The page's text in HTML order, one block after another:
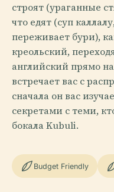
строят (ураганные
что едят (суп
переживает бури),
креольский,
английский прямо
встречает вас с
сначала он вас
секретами с теми,
бокала Kubuli.
Budget Friendly